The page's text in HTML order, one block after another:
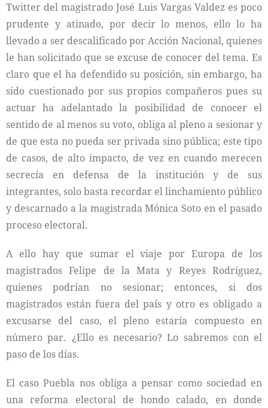
Twitter del magistrado José Luis Vargas Valdez es poco
prudente y atinado, por decir lo menos, ello lo ha
llevado a ser descalificado por Acción Nacional, quienes
le han solicitado que se excuse de conocer del tema. Es
claro que el ha defendido su posición, sin embargo, ha
sido cuestionado por sus propios compañeros pues su
actuar ha adelantado la posibilidad de conocer el
sentido de al menos su voto, obliga al pleno a sesionar y
de que esta no pueda ser privada sino pública; este tipo
de casos, de alto impacto, de vez en cuando merecen
secrecía en defensa de la institución y de sus
integrantes, solo basta recordar el linchamiento público
y descarnado a la magistrada Mónica Soto en el pasado
proceso electoral.
A ello hay que sumar el viaje por Europa de los
magistrados Felipe de la Mata y Reyes Rodríguez,
quienes podrían no sesionar; entonces, si dos
magistrados están fuera del país y otro es obligado a
excusarse del caso, el pleno estaría compuesto en
número par. ¿Ello es necesario? Lo sabremos con el
paso de los días.
El caso Puebla nos obliga a pensar como sociedad en
una reforma electoral de hondo calado, en donde